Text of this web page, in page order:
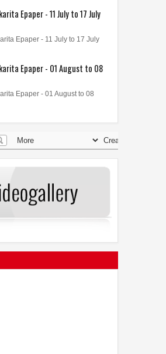
Epaper - 11 July to 17 July
Epaper - 11 July to 17 July
Epaper - 01 August to 08
Epaper - 01 August to 08